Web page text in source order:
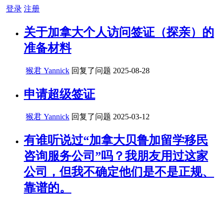
登录 注册
关于加拿大个人访问签证（探亲）的
准备材料
猴君 Yannick 回复了问题 2025-08-28
申请超级签证
猴君 Yannick 回复了问题 2025-03-12
有谁听说过“加拿大贝鲁加留学移民
咨询服务公司”吗？我朋友用过这家
公司，但我不确定他们是不是正规、
靠谱的。